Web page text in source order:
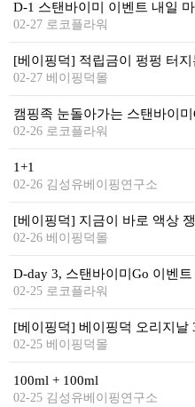
리뷰게시판
레시피계산기
업체
모더게시판
제휴업체
판매
나눔
즐겨찾기
02-27 로코플라워
[베이핑덕] 적립금이 펑펑 터
02-27 베이핑덕몰
02-26 로코플라워
1+1
02-26 김성유베이핑연구소
[베이핑덕] 지금이 바로 액상
02-26 베이핑덕몰
D-day 3, 스탠바이미Go 이벤
02-25 로코플라워
[베이핑덕] 베이핑덕 오리지날
02-25 베이핑덕몰
100ml + 100ml
02-25 김성유베이핑연구소